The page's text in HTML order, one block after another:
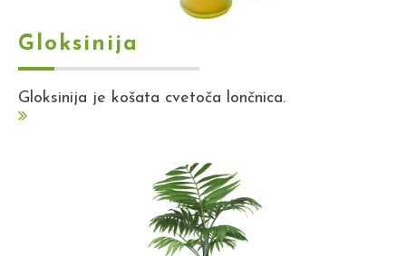
Gloksinija
Gloksinija je košata cvetoča lončnica.